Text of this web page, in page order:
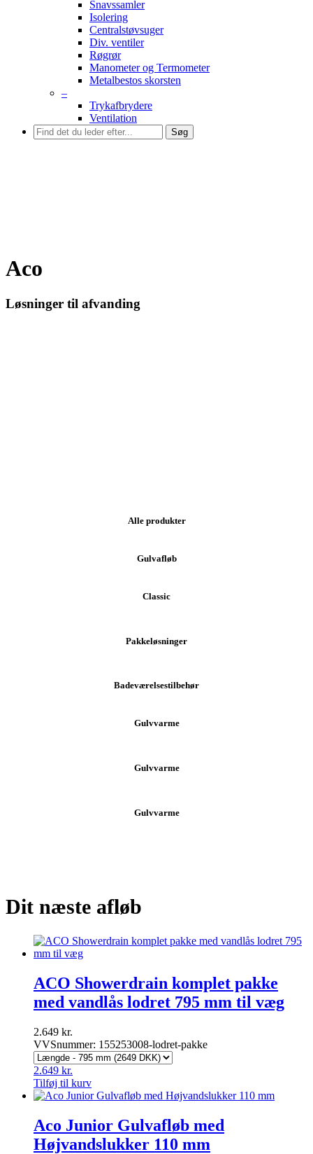
Snavssamler
Isolering
Centralstøvsuger
Div. ventiler
Røgrør
Manometer og Termometer
Metalbestos skorsten
–
Trykafbrydere
Ventilation
Søg
Aco
Løsninger til afvanding
Alle produkter
Gulvafløb
Classic
Pakkeløsninger
Badeværelsestilbehør
Gulvvarme
Gulvvarme
Gulvvarme
Dit næste afløb
ACO Showerdrain komplet pakke
med vandlås lodret 795 mm til væg
2.649 kr.
VVSnummer: 155253008-lodret-pakke
2.649 kr.
Tilføj til kurv
Aco Junior Gulvafløb med
Højvandslukker 110 mm